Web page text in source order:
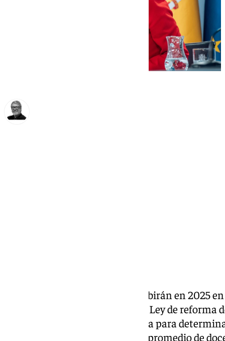
contributivas subirán en 2025
de revalorización recogida en la Ley de reforma
tiene en cuenta, como referencia para
prestaciones, el IPC interanual promedio de